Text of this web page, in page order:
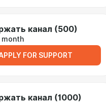
канал (500)
month
FOR SUPPORT
канал (1000)